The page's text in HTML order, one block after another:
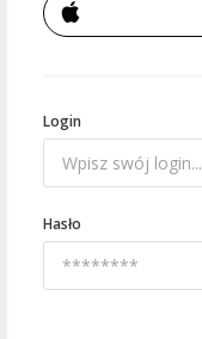
Login
Hasło